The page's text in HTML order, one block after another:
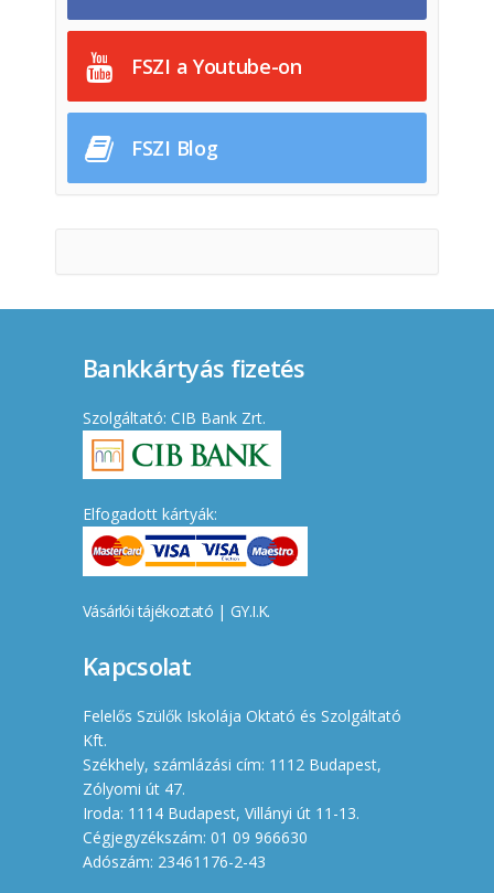
FSZI a Youtube-on
FSZI Blog
Bankkártyás fizetés
Szolgáltató: CIB Bank Zrt.
Elfogadott kártyák:
Vásárlói tájékoztató | GY.I.K.
Kapcsolat
Felelős Szülők Iskolája Oktató és Szolgáltató
Kft.
Székhely, számlázási cím: 1112 Budapest,
Zólyomi út 47.
Iroda: 1114 Budapest, Villányi út 11-13.
Cégjegyzékszám: 01 09 966630
Adószám: 23461176-2-43